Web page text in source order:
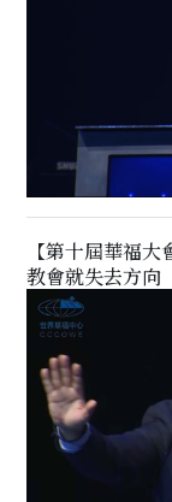
【第十屆華福
教會就失去方向